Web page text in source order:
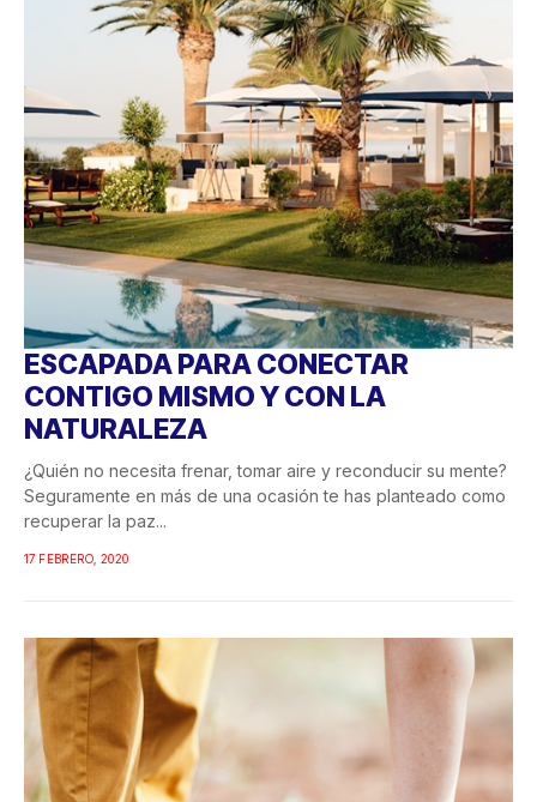
ESCAPADA PARA CONECTAR
CONTIGO MISMO Y CON LA
NATURALEZA
¿Quién no necesita frenar, tomar aire y reconducir su mente?
Seguramente en más de una ocasión te has planteado como
recuperar la paz...
17 FEBRERO, 2020